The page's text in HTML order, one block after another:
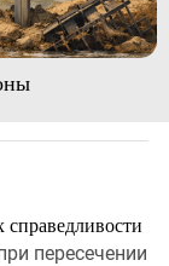
пересечении